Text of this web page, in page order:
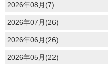
2026年08月(7)
2026年07月(26)
2026年06月(26)
2026年05月(22)